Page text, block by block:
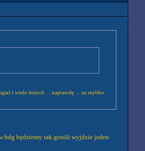
i wielu innych ... naprawdę ... za szybko
bdg będziemy tak gonili wyjdzie jeden